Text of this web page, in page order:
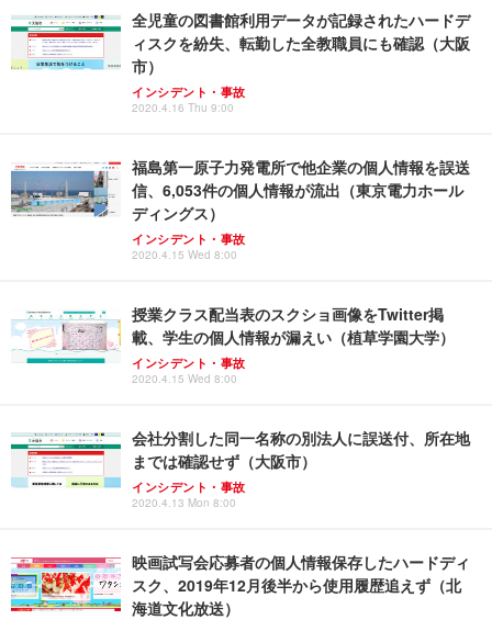
全児童の図書館利用データが記録されたハードデ
ィスクを紛失、転勤した全教職員にも確認（大阪
市）
インシデント・事故
2020.4.16 Thu 9:00
福島第一原子力発電所で他企業の個人情報を誤送
信、6,053件の個人情報が流出（東京電力ホール
ディングス）
インシデント・事故
2020.4.15 Wed 8:00
授業クラス配当表のスクショ画像をTwitter掲
載、学生の個人情報が漏えい（植草学園大学）
インシデント・事故
2020.4.15 Wed 8:00
会社分割した同一名称の別法人に誤送付、所在地
までは確認せず（大阪市）
インシデント・事故
2020.4.13 Mon 8:00
映画試写会応募者の個人情報保存したハードディ
スク、2019年12月後半から使用履歴追えず（北
海道文化放送）